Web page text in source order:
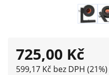
725,00 Kč
599,17 Kč bez DPH (21%)